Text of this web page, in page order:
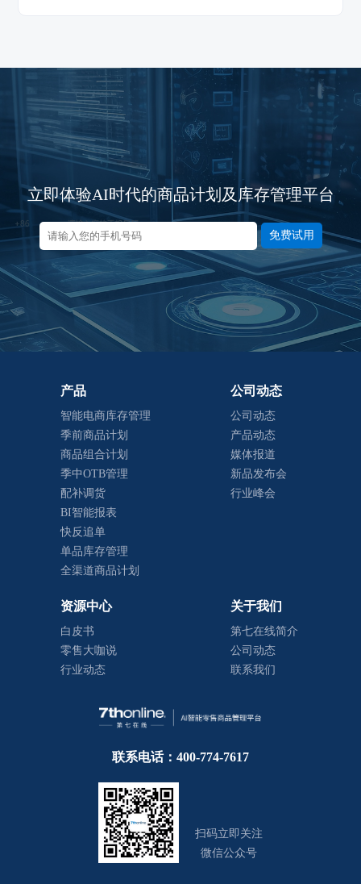
立即体验AI时代的商品计划及库存管理平台
免费试用
产品
智能电商库存管理
季前商品计划
商品组合计划
季中OTB管理
配补调货
BI智能报表
快反追单
单品库存管理
全渠道商品计划
公司动态
公司动态
产品动态
媒体报道
新品发布会
行业峰会
资源中心
白皮书
零售大咖说
行业动态
关于我们
第七在线简介
公司动态
联系我们
联系电话：400-774-7617
扫码立即关注
微信公众号